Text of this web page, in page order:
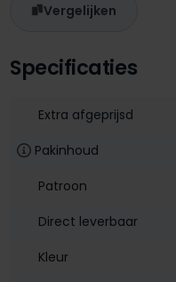
Specificaties
Extra afgeprijsd
Pakinhoud
Patroon
Direct leverbaar
Kleur
Vergelijken